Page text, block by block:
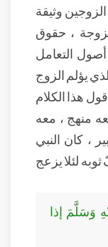
وثيقة
، حقوق
التعامل
يؤلم الزوج
هذا الكلام
منهج ، معه
، كان النبي
لئلا يزعج
وَسَلَّمَ إذا